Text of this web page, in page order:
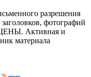
разрешения
фотографий
Активная и
материала